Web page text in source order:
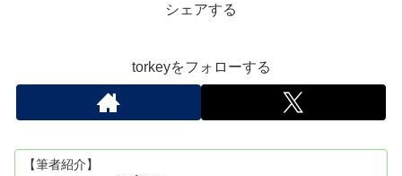
シェアする
torkeyをフォローする
【筆者紹介】